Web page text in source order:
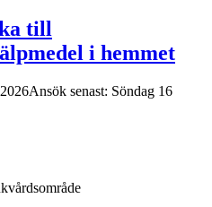
till
i hemmet
Ansök senast: Söndag 16